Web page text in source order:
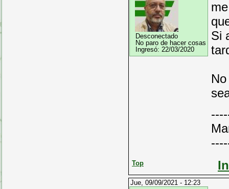
Desconectado
No paro de hacer cosas
Ingresó: 22/03/2020
Si
Top
Jue, 09/09/2021 - 12:23